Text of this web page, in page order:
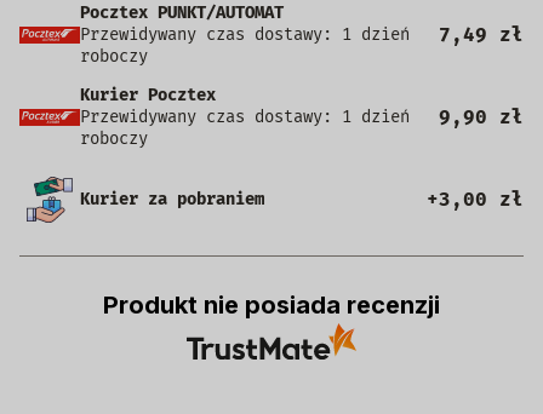
Pocztex PUNKT/AUTOMAT
Przewidywany czas dostawy: 1 dzień
roboczy
7,49 zł
Kurier Pocztex
Przewidywany czas dostawy: 1 dzień
roboczy
9,90 zł
Kurier za pobraniem +3,00 zł
Produkt nie posiada recenzji